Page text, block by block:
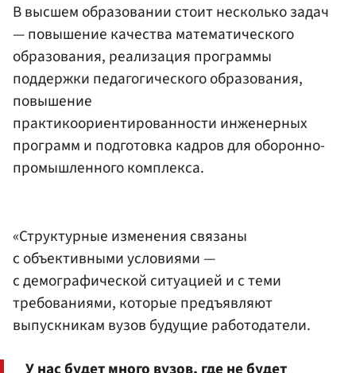
В высшем образовании стоит несколько задач
— повышение качества математического
образования, реализация программы
поддержки педагогического образования,
повышение
практикоориентированности инженерных
программ и подготовка кадров для оборонно-
промышленного комплекса.
«Структурные изменения связаны
с объективными условиями —
с демографической ситуацией и с теми
требованиями, которые предъявляют
выпускникам вузов будущие работодатели.